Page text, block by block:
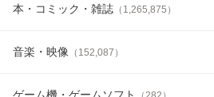
本・コミック・雑誌 （ 1,265,875 ）
音楽・映像 （ 152,087 ）